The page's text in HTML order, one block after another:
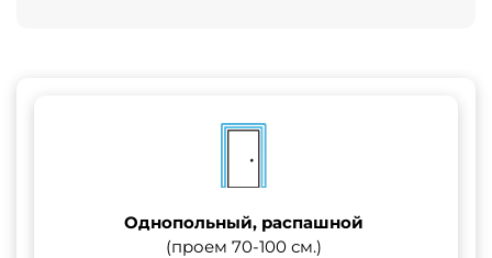
Однопольный, распашной
(проем 70-100 см.)